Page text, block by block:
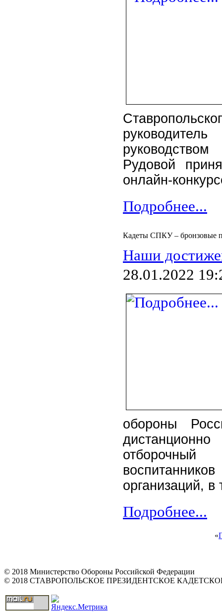
Рудовой
онлайн-
Подробнее...
Кадеты СПКУ – бронзовые
Наши
28.01.2022
обороны
организаций,
Подробнее...
«
© 2018 Министерство Обороны Российской Федерации
© 2018 СТАВРОПОЛЬСКОЕ ПРЕЗИДЕНТСКОЕ